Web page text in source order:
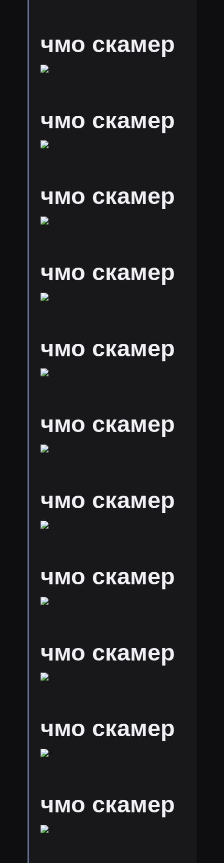
чмо скамер
чмо скамер
чмо скамер
чмо скамер
чмо скамер
чмо скамер
чмо скамер
чмо скамер
чмо скамер
чмо скамер
чмо скамер